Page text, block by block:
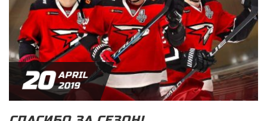
20 APRIL
2019